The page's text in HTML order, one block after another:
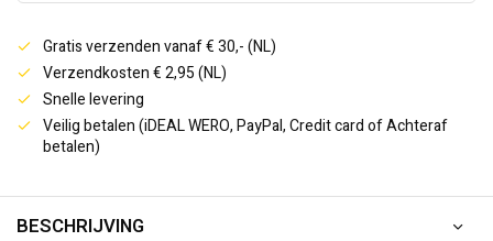
Gratis verzenden vanaf € 30,- (NL)
Verzendkosten € 2,95 (NL)
Snelle levering
Veilig betalen (iDEAL WERO, PayPal, Credit card of Achteraf
betalen)
BESCHRIJVING